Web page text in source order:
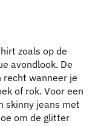
zoals op de
avondlook. De
wanneer je
of rok. Voor een
skinny jeans met
om de glitter